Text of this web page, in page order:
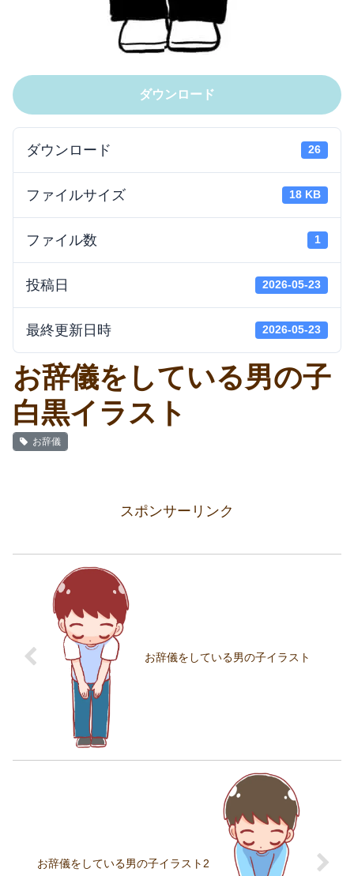
ダウンロード
ダウンロード 26
ファイルサイズ 18 KB
ファイル数 1
投稿日 2026-05-23
最終更新日時 2026-05-23
お辞儀をしている男の子
白黒イラスト
お辞儀
スポンサーリンク
お辞儀をしている男の子イラスト
お辞儀をしている男の子イラスト2